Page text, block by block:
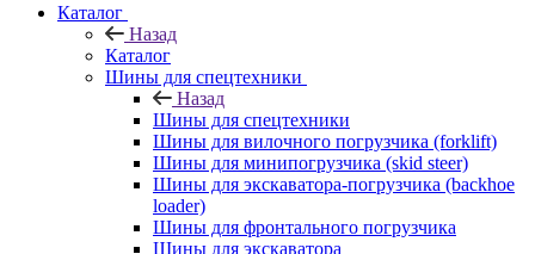
Каталог
Назад
Каталог
Шины для спецтехники
Назад
Шины для спецтехники
Шины для вилочного погрузчика (forklift)
Шины для минипогрузчика (skid steer)
Шины для экскаватора-погрузчика (backhoe
loader)
Шины для фронтального погрузчика
Шины для экскаватора